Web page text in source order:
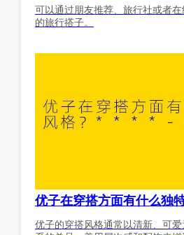
可以通过朋友推荐、旅行社或者
的旅行搭子。
优子在穿搭方面有什么独
优子的穿搭风格通常以清新、可